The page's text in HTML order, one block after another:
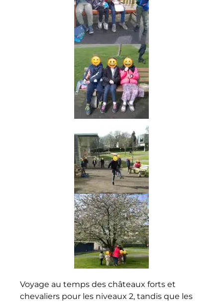
Voyage au temps des châteaux forts et
chevaliers pour les niveaux 2, tandis que les